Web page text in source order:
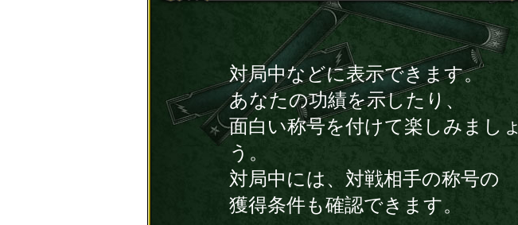
対局中などに表示できます。
あなたの功績を示したり、
面白い称号を付けて楽しみましょ
う。
対局中には、対戦相手の称号の
獲得条件も確認できます。